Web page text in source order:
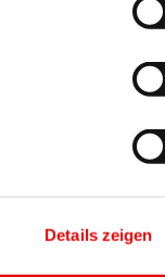
Details zeigen